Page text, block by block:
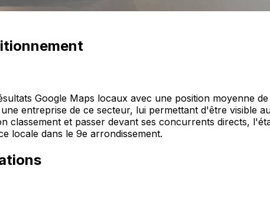
Google Maps locaux avec une position moyenne
entreprise de ce secteur, lui permettant d'être visible
et passer devant ses concurrents directs,
locale dans le 9e arrondissement.